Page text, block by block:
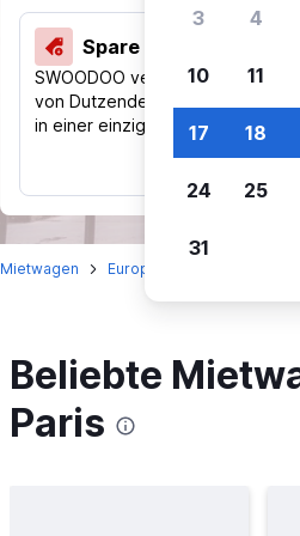
Spare 40 % und mehr
SWOODOO vergleicht Preise
von Dutzenden Reise-Websites
in einer einzigen Suche.
Mietwagen Europa
Beliebte
Paris
3 4
10 11
17 18
24 25
31